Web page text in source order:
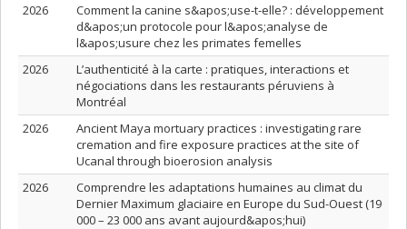
2026
Comment la canine s&apos;use-t-elle? : développement
d&apos;un protocole pour l&apos;analyse de
l&apos;usure chez les primates femelles
2026
L’authenticité à la carte : pratiques, interactions et
négociations dans les restaurants péruviens à
Montréal
2026
Ancient Maya mortuary practices : investigating rare
cremation and fire exposure practices at the site of
Ucanal through bioerosion analysis
2026
Comprendre les adaptations humaines au climat du
Dernier Maximum glaciaire en Europe du Sud-Ouest (19
000 – 23 000 ans avant aujourd&apos;hui)